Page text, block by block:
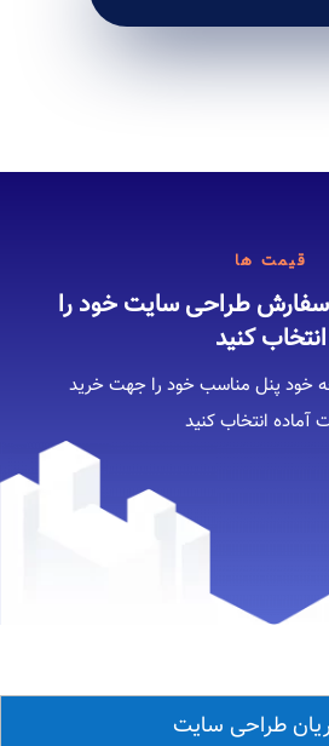
قیمت ها
سفارش طراحی سایت خود را
انتخاب کنید
خود پنل مناسب خود را جهت خرید
آماده انتخاب کنید
طراحی سایت